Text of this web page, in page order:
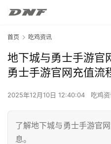
首页 吃鸡资讯
地下城与勇士手游官
勇士手游官网充值流
2025年12月10日 12:40:04 吃鸡
了解地下城与勇士手游官
息。